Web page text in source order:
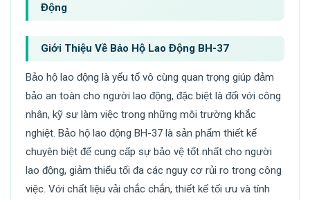
Động
Giới Thiệu Về Bảo Hộ Lao Động BH-37
Bảo hộ lao động là yếu tố vô cùng quan trọng giúp đảm
bảo an toàn cho người lao động, đặc biệt là đối với công
nhân, kỹ sư làm việc trong những môi trường khắc
nghiệt. Bảo hộ lao động BH-37 là sản phẩm thiết kế
chuyên biệt để cung cấp sự bảo vệ tốt nhất cho người
lao động, giảm thiểu tối đa các nguy cơ rủi ro trong công
việc. Với chất liệu vải chắc chắn, thiết kế tối ưu và tính